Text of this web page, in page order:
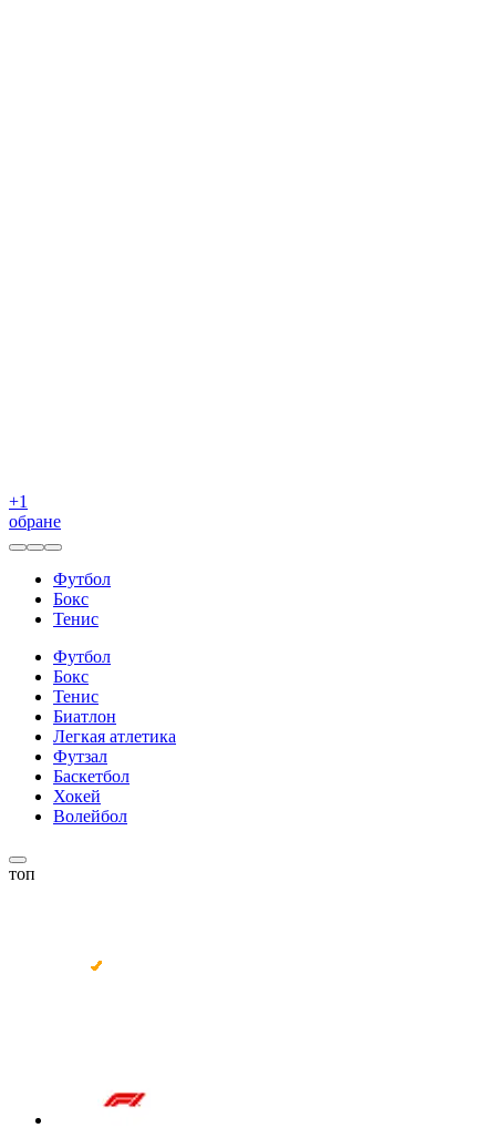
+1
обране
Футбол
Бокс
Тенис
Футбол
Бокс
Тенис
Биатлон
Легкая атлетика
Футзал
Баскетбол
Хокей
Волейбол
топ